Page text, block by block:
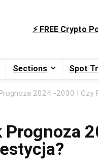
⚡️ FREE Crypto
Sections Spot
2024 -2030 | Czy